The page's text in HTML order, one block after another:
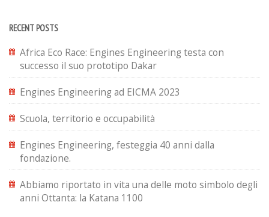
RECENT POSTS
Africa Eco Race: Engines Engineering testa con
successo il suo prototipo Dakar
Engines Engineering ad EICMA 2023
Scuola, territorio e occupabilità
Engines Engineering, festeggia 40 anni dalla
fondazione.
Abbiamo riportato in vita una delle moto simbolo degli
anni Ottanta: la Katana 1100